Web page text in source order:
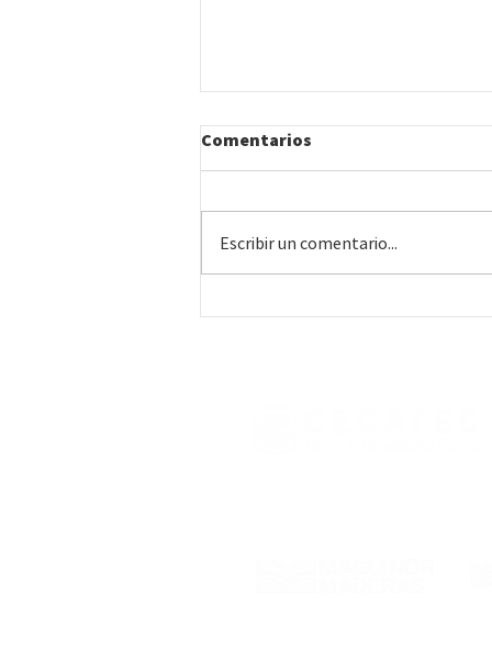
Comentarios
Escribir un comentario...